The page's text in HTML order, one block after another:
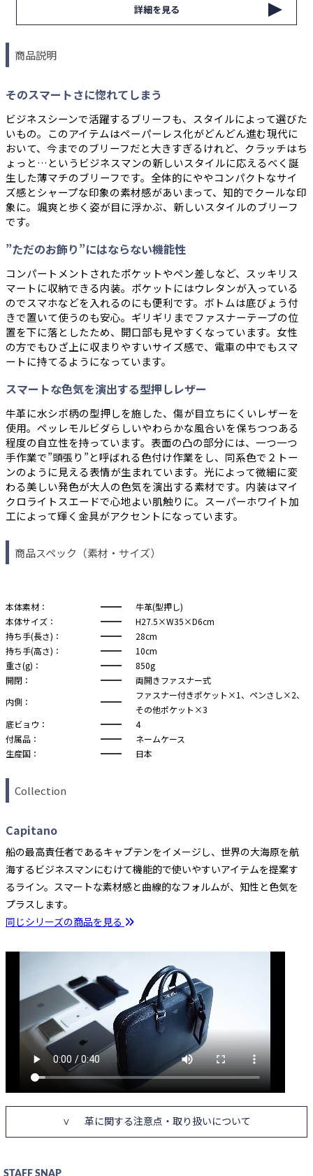
BLACK
詳細を見る
商品説明
そのスマートさに惚れてしまう
ビジネスシーンで活躍するブリーフも、スタイルによって選びた
いもの。このアイテムはペーパーレス化がどんどん進む現代に
おいて、今までのブリーフだと大きすぎるけれど、クラッチはち
ょっと…というビジネスマンの新しいスタイルに応えるべく誕
生した薄マチのブリーフです。全体的にややコンパクトなサイ
ズ感とシャープな印象の素材感があいまって、知的でクールな印
象に。颯爽と歩く姿が目に浮かぶ、新しいスタイルのブリーフ
です。
”ただのお飾り”にはならない機能性
コンパートメントされたポケットやペン差しなど、スッキリス
マートに収納できる内装。ポケットにはウレタンが入っている
のでスマホなどを入れるのにも便利です。ボトムは底びょう付
きで置いて使うのも安心。ギリギリまでファスナーテープの位
置を下に落としたため、開口部も見やすくなっています。女性
の方でもひざ上に収まりやすいサイズ感で、電車の中でもスマ
ートに持てるようになっています。
スマートな色気を演出する型押しレザー
牛革に水シボ柄の型押しを施した、傷が目立ちにくいレザーを
使用。ペッレモルビダらしいやわらかな風合いを保ちつつある
程度の自立性を持っています。表面の凸の部分には、一つ一つ
手作業で”頭張り”と呼ばれる色付け作業をし、同系色で２トー
ンのように見える表情が生まれています。光によって微細に変
わる美しい発色が大人の色気を演出する素材です。内装はマイ
クロライトスエードで心地よい肌触りに。スーパーホワイト加
工によって輝く金具がアクセントになっています。
商品スペック（素材・サイズ）
本体素材：
牛革(型押し)
本体サイズ：
H27.5×W35×D6cm
持ち手(長さ)：
28cm
持ち手(高さ)：
10cm
重さ(g)：
850g
開閉：
両開きファスナー式
内側：
ファスナー付きポケット×1、ペンさし×2、
その他ポケット×3
底ビョウ：
4
付属品：
ネームケース
生産国：
日本
Collection
Capitano
船の最高責任者であるキャプテンをイメージし、世界の大海原を航
海するビジネスマンにむけて機能的で使いやすいアイテムを提案す
るライン。スマートな素材感と曲線的なフォルムが、知性と色気を
プラスします。
同じシリーズの商品を見る
革に関する注意点・取り扱いについて
STAFF SNAP